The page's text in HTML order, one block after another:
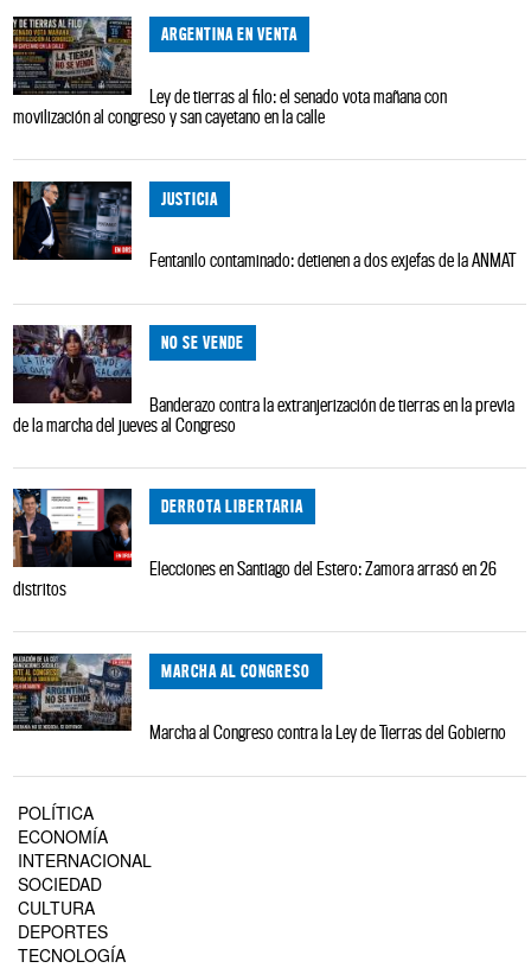
ARGENTINA EN VENTA
Ley de tierras al filo: el senado vota mañana con
movilización al congreso y san cayetano en la calle
JUSTICIA
Fentanilo contaminado: detienen a dos exjefas de la ANMAT
NO SE VENDE
Banderazo contra la extranjerización de tierras en la previa
de la marcha del jueves al Congreso
DERROTA LIBERTARIA
Elecciones en Santiago del Estero: Zamora arrasó en 26
distritos
MARCHA AL CONGRESO
Marcha al Congreso contra la Ley de Tierras del Gobierno
POLÍTICA
ECONOMÍA
INTERNACIONAL
SOCIEDAD
CULTURA
DEPORTES
TECNOLOGÍA